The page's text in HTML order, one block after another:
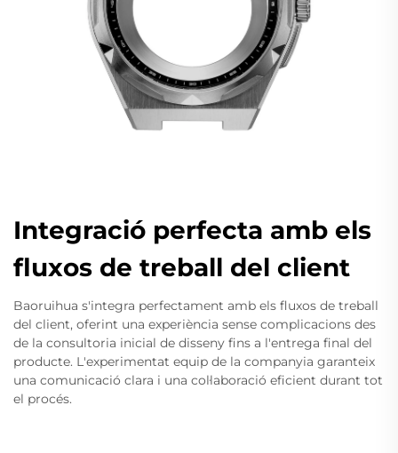
Integració perfecta amb els
fluxos de treball del client
Baoruihua s'integra perfectament amb els fluxos de treball
del client, oferint una experiència sense complicacions des
de la consultoria inicial de disseny fins a l'entrega final del
producte. L'experimentat equip de la companyia garanteix
una comunicació clara i una col·laboració eficient durant tot
el procés.